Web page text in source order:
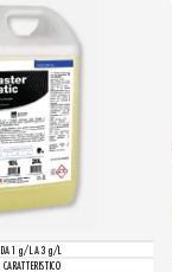
DA 1 g/L A 3 g/L
CARATTERISTICO